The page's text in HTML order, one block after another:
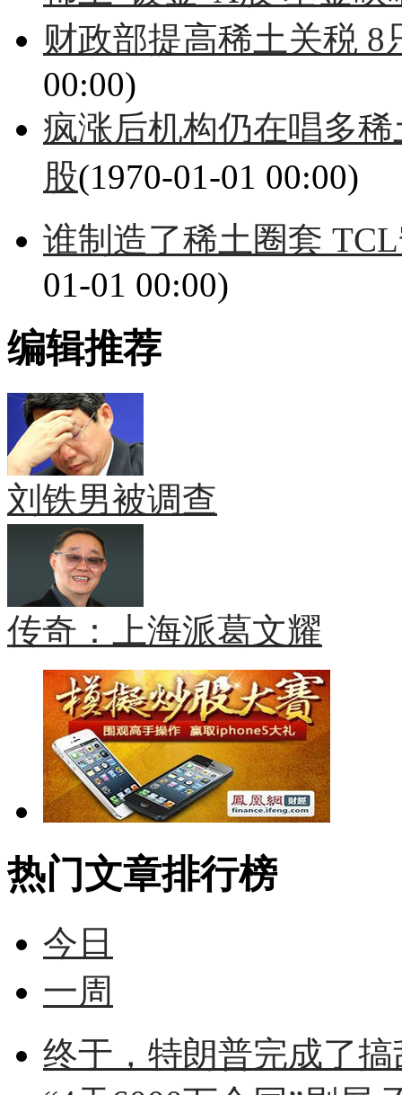
财政部提高稀土关税 8
00:00)
疯涨后机构仍在唱多
股(1970-01-01 00:00)
谁制造了稀土圈套
01-01 00:00)
编辑推荐
刘铁男被调查
传奇：上海派葛文耀
热门文章排行榜
今日
一周
终于，特朗普完成了